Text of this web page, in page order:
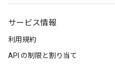
サービス情報
利用規約
API の制限と割り当て